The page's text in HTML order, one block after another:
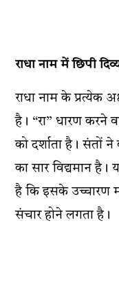
राधा नाम में छिपी
राधा नाम के प्रत्येक
है। “रा” धारण करने
को दर्शाता है। संतों
का सार विद्यमान है।
है कि इसके उच्चारण
संचार होने लगता है।